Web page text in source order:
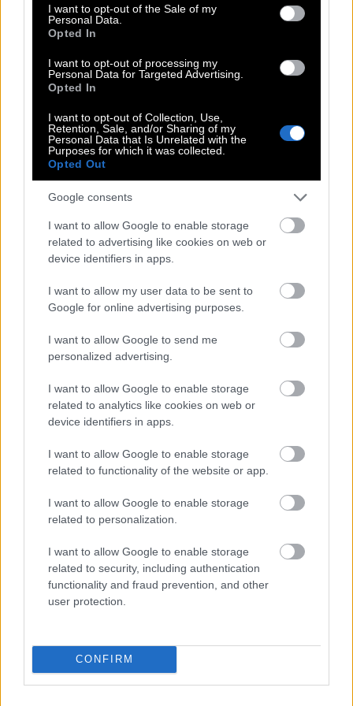
consent section.
I want to opt-out of the Sale of my
Personal Data.
Opted In
I want to opt-out of processing my
Personal Data for Targeted Advertising.
Opted In
I want to opt-out of Collection, Use,
Retention, Sale, and/or Sharing of my
Personal Data that Is Unrelated with the
Purposes for which it was collected.
Opted Out
Google consents
I want to allow Google to enable storage
related to advertising like cookies on web or
device identifiers in apps.
I want to allow my user data to be sent to
Google for online advertising purposes.
I want to allow Google to send me
personalized advertising.
I want to allow Google to enable storage
related to analytics like cookies on web or
device identifiers in apps.
I want to allow Google to enable storage
related to functionality of the website or app.
I want to allow Google to enable storage
related to personalization.
I want to allow Google to enable storage
related to security, including authentication
functionality and fraud prevention, and other
user protection.
CONFIRM
Το τελευταίο θύμα του Λάρι είναι ο Κιθ Στάρμερ -στη
φωτογραφία με τον Εμανουέλ Μακρόν (Lucy North/PA Images
Ακολούθησε μια συγκατοίκηση – trial με τη Λιζ
Τρους, η οποία και έληξε άδοξα, καθώς ο Λάρι δεν
θέλησε να «αγοράσει το πακέτο». Η υπομονή του
δοκιμάστηκε και με τον Ρίζι Σουνάκ. Τα δύο χρόνια
που ακολούθησαν κύλησαν «βαρετά ομαλά» -ο
καθένας στα… κουτάκια του, για να έρθει στη θέση
του ο Κιρ Στάρμερ, θορυβώδης και με τα μανίκια
σηκωμένα. Του έδωσε την ίδια διορία, περίπου δύο
χρόνια. Πλέον, ο Λάρι είναι και πάλι σε αναμονή
ενός νέου συγκατοίκου. Όσο δεν τους επιλέγει
εκείνος, αλλά ο βρετανικός λαός, κανείς δεν
πρόκειται να μακροημερεύσει, δικαιώνοντας
ενδεχομένως τον υποθετικό τίτλο που θα του έδινε
ο Τζορτζ Ρ.Ρ. Μάρτιν.
Διαβάστε επίσης
Ναυμαχίες, αιμομιξίες και μπινελίκια:
επέστρεψε!
ΑΓΓΛΙΑ ΚΙΘ ΣΤΑΡΜΕΡ ΛΑΡΙ Η ΓΑΤΑ